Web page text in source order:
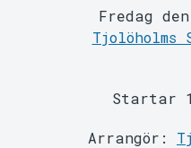
Fredag
Tjolöholms
Startar
Arrangör: